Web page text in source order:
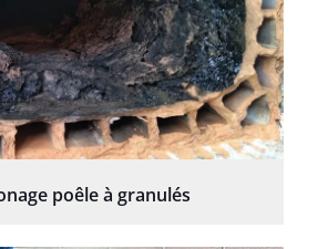
poêle à granulés